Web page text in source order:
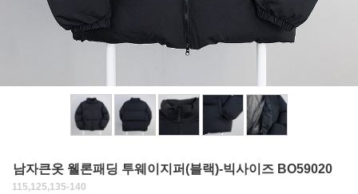
남자큰옷 웰론패딩 투웨이지퍼(블랙)-빅사이즈 BO59020
115,125,135-140